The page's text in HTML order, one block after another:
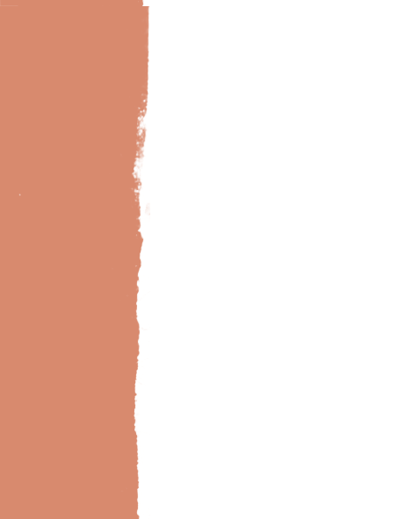
Bild-Brillux_0030_BX_Wohnraum-Dach